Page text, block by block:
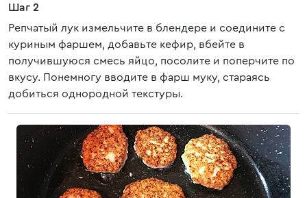
Шаг 2
Репчатый лук измельчите в блендере и соедините с
куриным фаршем, добавьте кефир, вбейте в
получившуюся смесь яйцо, посолите и поперчите по
вкусу. Понемногу вводите в фарш муку, стараясь
добиться однородной текстуры.